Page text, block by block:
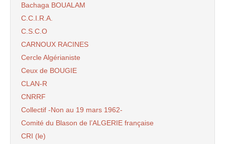
Bachaga BOUALAM
C.C.I.R.A.
C.S.C.O
CARNOUX RACINES
Cercle Algérianiste
Ceux de BOUGIE
CLAN-R
CNRRF
Collectif -Non au 19 mars 1962-
Comité du Blason de l’ALGERIE française
CRI (le)